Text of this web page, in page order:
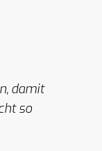
damit
so